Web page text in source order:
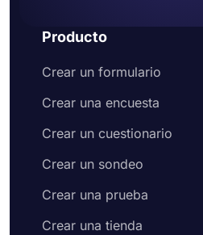
Producto
Crear un formulario
Crear una encuesta
Crear un cuestionario
Crear un sondeo
Crear una prueba
Crear una tienda